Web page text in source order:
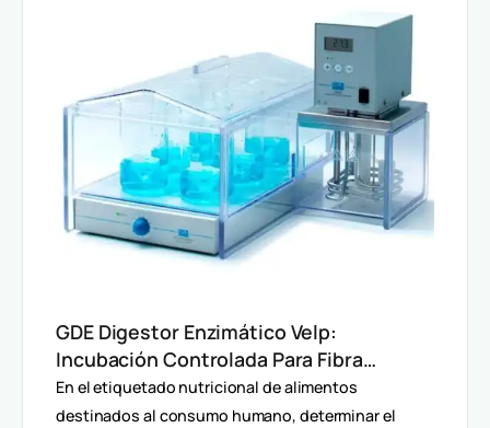
GDE Digestor Enzimático Velp:
Incubación Controlada Para Fibra
Dietética (AOAC)
En el etiquetado nutricional de alimentos
destinados al consumo humano, determinar el